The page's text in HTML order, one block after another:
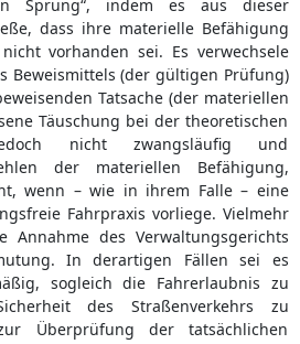
Sprung“, indem es aus dieser
dass ihre materielle Befähigung
vorhanden sei. Es verwechsele
Beweismittels (der gültigen Prüfung)
Tatsache (der materiellen
Täuschung bei der theoretischen
nicht zwangsläufig und
der materiellen Befähigung,
wenn – wie in ihrem Falle – eine
Fahrpraxis vorliege. Vielmehr
Annahme des Verwaltungsgerichts
In derartigen Fällen sei es
sogleich die Fahrerlaubnis zu
des Straßenverkehrs zu
Überprüfung der tatsächlichen